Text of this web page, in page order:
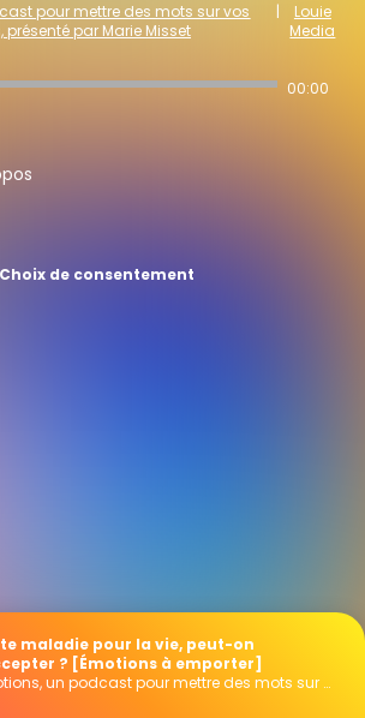
pour mettre des mots sur vos
présenté par Marie Misset
|
Louie
Media
00:00
Choix de consentement
maladie pour la vie, peut-on
? [Émotions à emporter]
Émotions, un podcast pour mettre des mots sur vos émotions, présenté par Marie Misset